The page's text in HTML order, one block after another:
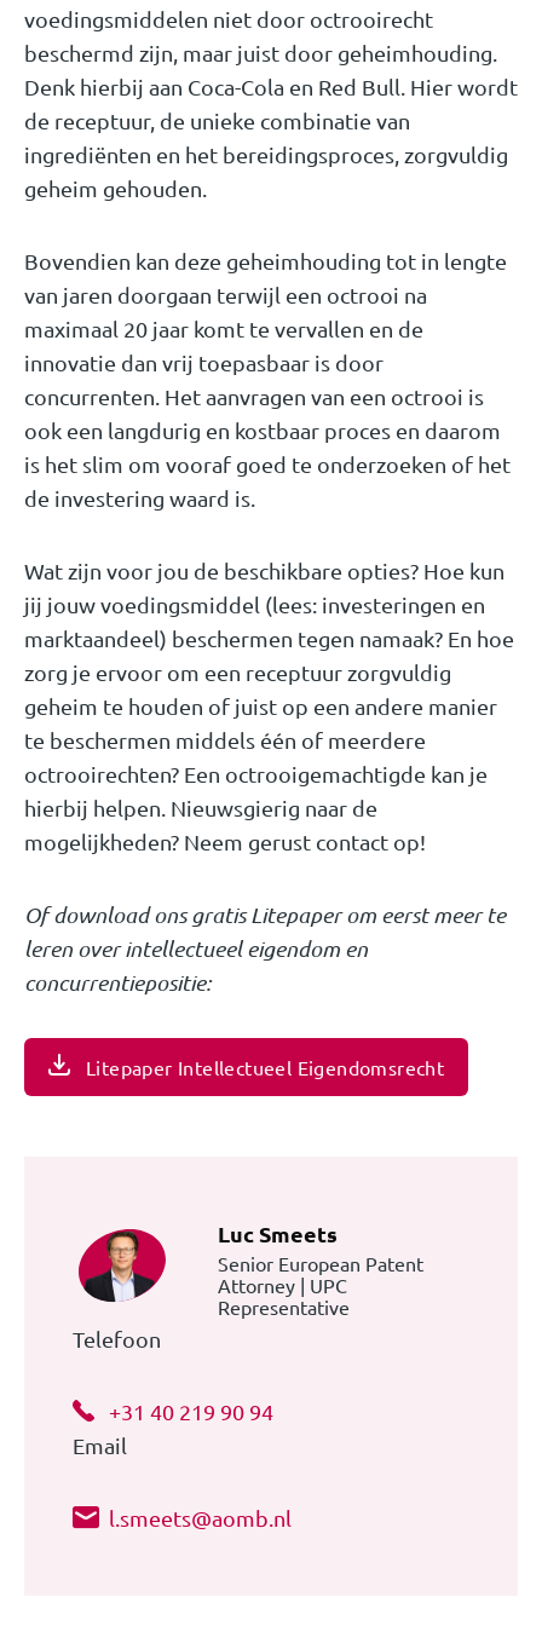
voedingsmiddelen niet door octrooirecht
beschermd zijn, maar juist door geheimhouding.
Denk hierbij aan Coca-Cola en Red Bull. Hier wordt
de receptuur, de unieke combinatie van
ingrediënten en het bereidingsproces, zorgvuldig
geheim gehouden.
Bovendien kan deze geheimhouding tot in lengte
van jaren doorgaan terwijl een octrooi na
maximaal 20 jaar komt te vervallen en de
innovatie dan vrij toepasbaar is door
concurrenten. Het aanvragen van een octrooi is
ook een langdurig en kostbaar proces en daarom
is het slim om vooraf goed te onderzoeken of het
de investering waard is.
Wat zijn voor jou de beschikbare opties? Hoe kun
jij jouw voedingsmiddel (lees: investeringen en
marktaandeel) beschermen tegen namaak? En hoe
zorg je ervoor om een receptuur zorgvuldig
geheim te houden of juist op een andere manier
te beschermen middels één of meerdere
octrooirechten? Een octrooigemachtigde kan je
hierbij helpen. Nieuwsgierig naar de
mogelijkheden? Neem gerust contact op!
Of download ons gratis Litepaper om eerst meer te
leren over intellectueel eigendom en
concurrentiepositie:
Litepaper Intellectueel Eigendomsrecht
Luc Smeets
Senior European Patent
Attorney | UPC
Representative
Telefoon
+31 40 219 90 94
Email
l.smeets@aomb.nl